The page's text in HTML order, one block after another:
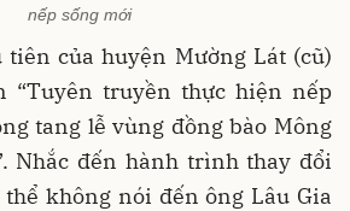
nếp sống mới
tiên của huyện Mường Lát (cũ)
truyền thực hiện nếp
tang lễ vùng đồng bào Mông
Nhắc đến hành trình thay đổi
không nói đến ông Lâu Gia